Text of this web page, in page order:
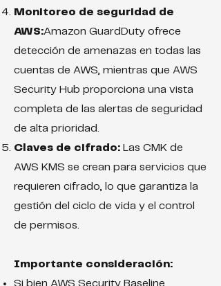
Monitoreo de seguridad de
AWS:Amazon GuardDuty ofrece
detección de amenazas en todas las
cuentas de AWS, mientras que AWS
Security Hub proporciona una vista
completa de las alertas de seguridad
de alta prioridad.
Claves de cifrado: Las CMK de
AWS KMS se crean para servicios que
requieren cifrado, lo que garantiza la
gestión del ciclo de vida y el control
de permisos.
Importante consideración:
Si bien AWS Security Baseline